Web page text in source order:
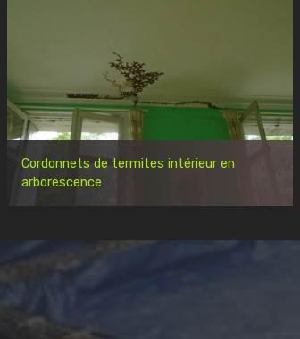
Cordonnets de termites intérieur en
arborescence